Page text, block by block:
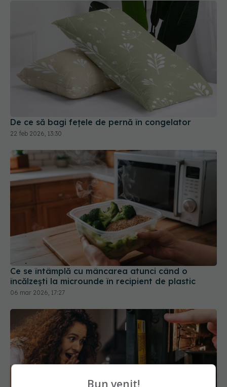
De ce să bagi fețele de pernă în congelator
22 feb 2026, 13:30
Ce se întâmplă cu mâncarea atunci când o
încălzești la microunde în recipient de plastic
06 mar 2026, 17:27
Bun venit!